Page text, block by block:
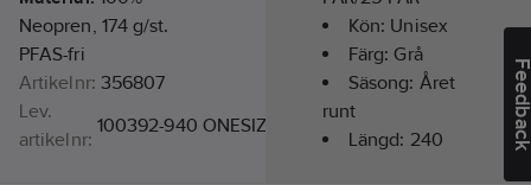
Neopren, 174 g/st.
PFAS-fri
Artikelnr: 356807
Lev.
artikelnr:
100392-940 ONESIZE
Kön: Unisex
Färg:Grå
Säsong: Året
runt
Längd: 240